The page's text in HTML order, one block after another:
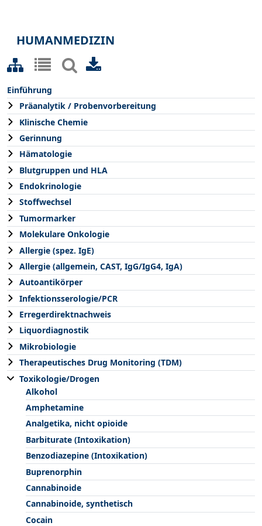
HUMANMEDIZIN
Einführung
Präanalytik / Probenvorbereitung
Klinische Chemie
Gerinnung
Hämatologie
Blutgruppen und HLA
Endokrinologie
Stoffwechsel
Tumormarker
Molekulare Onkologie
Allergie (spez. IgE)
Allergie (allgemein, CAST, IgG/IgG4, IgA)
Autoantikörper
Infektionsserologie/PCR
Erregerdirektnachweis
Liquordiagnostik
Mikrobiologie
Therapeutisches Drug Monitoring (TDM)
Toxikologie/Drogen
Alkohol
Amphetamine
Analgetika, nicht opioide
Barbiturate (Intoxikation)
Benzodiazepine (Intoxikation)
Buprenorphin
Cannabinoide
Cannabinoide, synthetisch
Cocain